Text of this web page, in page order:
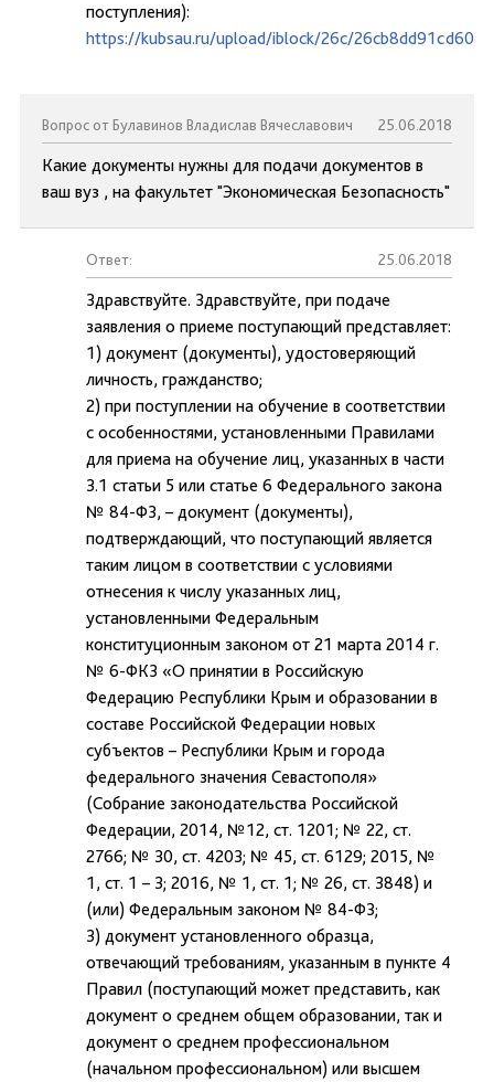
поступления):
https://kubsau.ru/upload/iblock/26c/
Вопрос от Булавинов Владислав Вячеславович 25.06.2018
Какие документы нужны для подачи документов в
ваш вуз , на факультет "Экономическая Безопасность"
Ответ: 25.06.2018
Здравствуйте. Здравствуйте, при подаче
заявления о приеме поступающий представляет:
1) документ (документы), удостоверяющий
личность, гражданство;
2) при поступлении на обучение в соответствии
с особенностями, установленными Правилами
для приема на обучение лиц, указанных в части
3.1 статьи 5 или статье 6 Федерального закона
№ 84-ФЗ, – документ (документы),
подтверждающий, что поступающий является
таким лицом в соответствии с условиями
отнесения к числу указанных лиц,
установленными Федеральным
конституционным законом от 21 марта 2014 г.
№ 6-ФКЗ «О принятии в Российскую
Федерацию Республики Крым и образовании в
составе Российской Федерации новых
субъектов – Республики Крым и города
федерального значения Севастополя»
(Собрание законодательства Российской
Федерации, 2014, №12, ст. 1201; № 22, ст.
2766; № 30, ст. 4203; № 45, ст. 6129; 2015, №
1, ст. 1 – 3; 2016, № 1, ст. 1; № 26, ст. 3848) и
(или) Федеральным законом № 84-ФЗ;
3) документ установленного образца,
отвечающий требованиям, указанным в пункте 4
Правил (поступающий может представить, как
документ о среднем общем образовании, так и
документ о среднем профессиональном
(начальном профессиональном) или высшем